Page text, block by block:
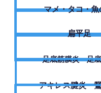
マメ・タコ・魚
扁平足
足底筋膜炎・足
アキレス腱炎・